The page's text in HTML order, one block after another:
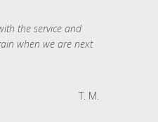
the service and
when we are next
T. M.